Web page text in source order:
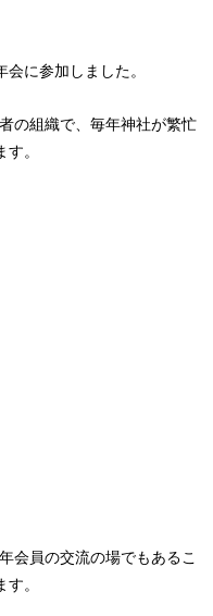
に参加しました。
の組織で、毎年神社が繁忙
。
会員の交流の場でもあるこ
。